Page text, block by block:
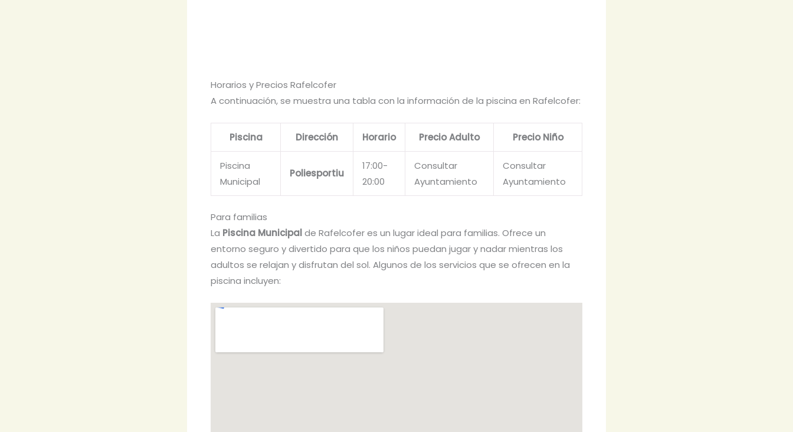
Horarios y Precios Rafelcofer
A continuación, se muestra una tabla con la información de la piscina en Rafelcofer:
Piscina Dirección Horario Precio Adulto Precio Niño
Piscina
Municipal
Poliesportiu
17:00-
20:00
Consultar
Ayuntamiento
Consultar
Ayuntamiento
Para familias
La Piscina Municipalde Rafelcofer es un lugar ideal para familias. Ofrece un
entorno seguro y divertido para que los niños puedan jugar y nadar mientras los
adultos se relajan y disfrutan del sol. Algunos de los servicios que se ofrecen en la
piscina incluyen: